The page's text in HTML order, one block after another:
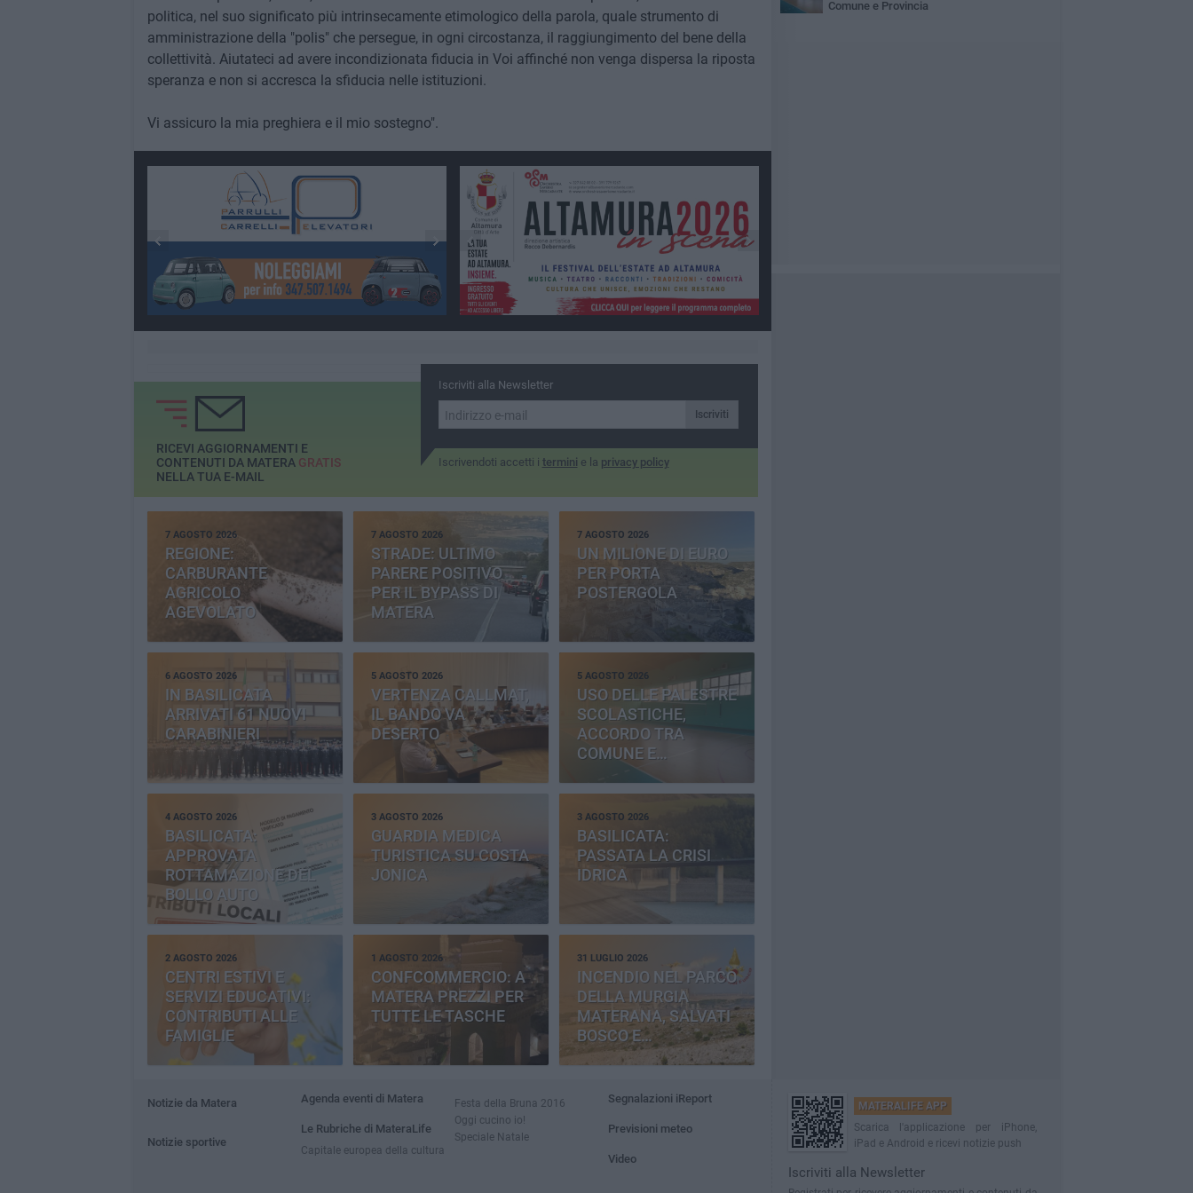
politica, nel suo significato più intrinsecamente etimologico della parola, quale strumento di
amministrazione della "polis" che persegue, in ogni circostanza, il raggiungimento del bene della
collettività. Aiutateci ad avere incondizionata fiducia in Voi affinché non venga dispersa la riposta
speranza e non si accresca la sfiducia nelle istituzioni.
Vi assicuro la mia preghiera e il mio sostegno".
Iscriviti alla Newsletter
Iscriviti
Iscrivendoti accetti i termini e la privacy policy
RICEVI AGGIORNAMENTI E
CONTENUTI DA MATERA GRATIS
NELLA TUA E-MAIL
7 AGOSTO 2026
REGIONE:
CARBURANTE
AGRICOLO
AGEVOLATO
7 AGOSTO 2026
STRADE: ULTIMO
PARERE POSITIVO
PER IL BYPASS DI
MATERA
7 AGOSTO 2026
UN MILIONE DI EURO
PER PORTA
POSTERGOLA
6 AGOSTO 2026
IN BASILICATA
ARRIVATI 61 NUOVI
CARABINIERI
5 AGOSTO 2026
VERTENZA CALLMAT,
IL BANDO VA
DESERTO
5 AGOSTO 2026
USO DELLE PALESTRE
SCOLASTICHE,
ACCORDO TRA
COMUNE E
PROVINCIA
4 AGOSTO 2026
BASILICATA:
APPROVATA
ROTTAMAZIONE DEL
BOLLO AUTO
3 AGOSTO 2026
GUARDIA MEDICA
TURISTICA SU COSTA
JONICA
3 AGOSTO 2026
BASILICATA:
PASSATA LA CRISI
IDRICA
2 AGOSTO 2026
CENTRI ESTIVI E
SERVIZI EDUCATIVI:
CONTRIBUTI ALLE
FAMIGLIE
1 AGOSTO 2026
CONFCOMMERCIO: A
MATERA PREZZI PER
TUTTE LE TASCHE
31 LUGLIO 2026
INCENDIO NEL PARCO
DELLA MURGIA
MATERANA, SALVATI
BOSCO E
CEMENTERIA
Comune e Provincia
Notizie da Matera
Notizie sportive
Agenda eventi di Matera
Le Rubriche di MateraLife
Capitale europea della cultura
Festa della Bruna 2016
Oggi cucino io!
Speciale Natale
Segnalazioni iReport
Previsioni meteo
Video
MATERALIFE APP
Scarica l'applicazione per iPhone,
iPad e Android e ricevi notizie push
Iscriviti alla Newsletter